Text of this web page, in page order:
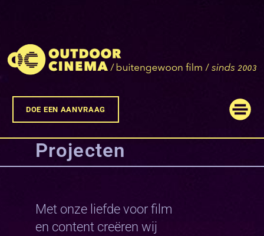
DOE EEN AANVRAAG
Projecten
Met onze liefde voor film
en content creëren wij